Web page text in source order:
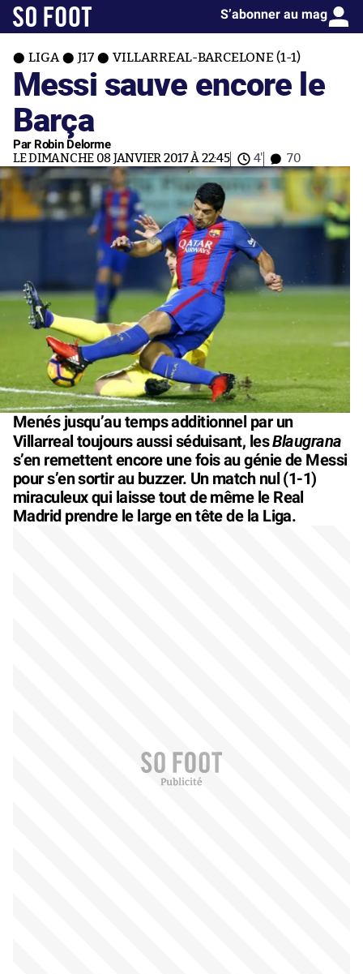
S’abonner au mag
LIGA J17 VILLARREAL-BARCELONE (1-1)
Messi sauve encore le
Barça
Par Robin Delorme
LE DIMANCHE 08 JANVIER 2017 À 22:45 4' 70
Menés jusqu’au temps additionnel par un
Villarreal toujours aussi séduisant, lesBlaugrana
s’en remettent encore une fois au génie de Messi
pour s’en sortir au buzzer. Un match nul (1-1)
miraculeux qui laisse tout de même le Real
Madrid prendre le large en tête de la Liga.